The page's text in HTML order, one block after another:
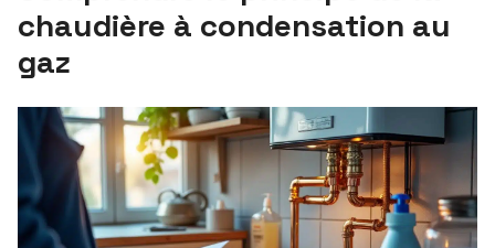
chaudière à condensation au
gaz